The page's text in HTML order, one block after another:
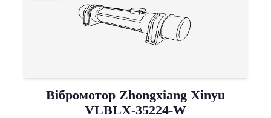
Вібромотор Zhongxiang Xinyu
VLBLX-35224-W